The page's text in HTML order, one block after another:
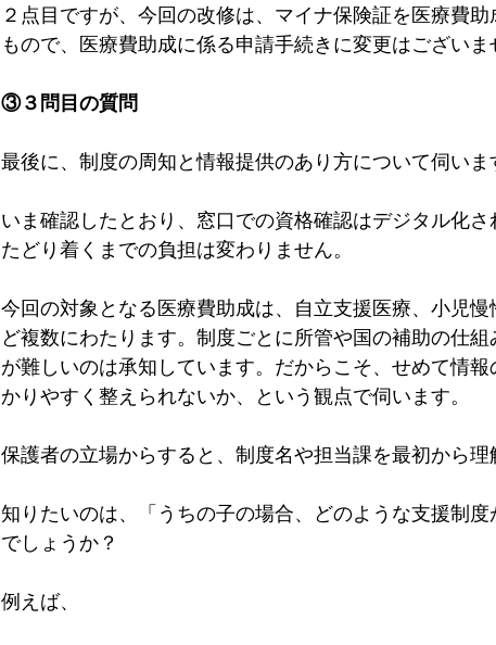
２点目ですが、今回の改修は、マイナ保険証を医療費
もので、医療費助成に係る申請手続きに変更はございま
③３問目の質問
最後に、制度の周知と情報提供のあり方について伺いま
いま確認したとおり、窓口での資格確認はデジタル化
たどり着くまでの負担は変わりません。
今回の対象となる医療費助成は、自立支援医療、小児
ど複数にわたります。制度ごとに所管や国の補助の仕
が難しいのは承知しています。だからこそ、せめて情
かりやすく整えられないか、という観点で伺います。
保護者の立場からすると、制度名や担当課を最初から理
知りたいのは、「うちの子の場合、どのような支援制
でしょうか？
例えば、